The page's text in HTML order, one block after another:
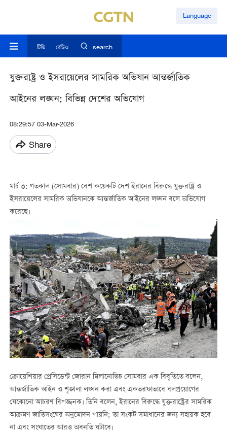
Language
টিভি রেডিও search
যুক্তরাষ্ট্র ও ইসরায়েলের সামরিক অভিযান আন্তর্জাতিক
আইনের লঙ্ঘন: বিভিন্ন দেশের অভিযোগ
08:29:57 03-Mar-2026
Share
মার্চ ৩: গতকাল (সোমবার) বেশ কয়েকটি দেশ ইরানের বিরুদ্ধে যুক্তরাষ্ট্র ও
ইসরায়েলের সামরিক অভিযানকে আন্তর্জাতিক আইনের লঙ্ঘন বলে অভিযোগ
করেছে।
ক্রোয়েশিয়ার প্রেসিডেন্ট জোরান মিলানোভিচ সোমবার এক বিবৃতিতে বলেন,
আন্তর্জাতিক আইন ও শৃঙ্খলা লঙ্ঘন করা এবং একতরফাভাবে বলপ্রয়োগের
যেকোনো আচরণ বিপজ্জনক। তিনি বলেন, ইরানের বিরুদ্ধে যুক্তরাষ্ট্রের সামরিক
আক্রমণ জাতিসংঘের অনুমোদন পায়নি; তা সংকট সমাধানের জন্য সহায়ক হবে
না এবং সংঘাতের আরও অবনতি ঘটাবে।